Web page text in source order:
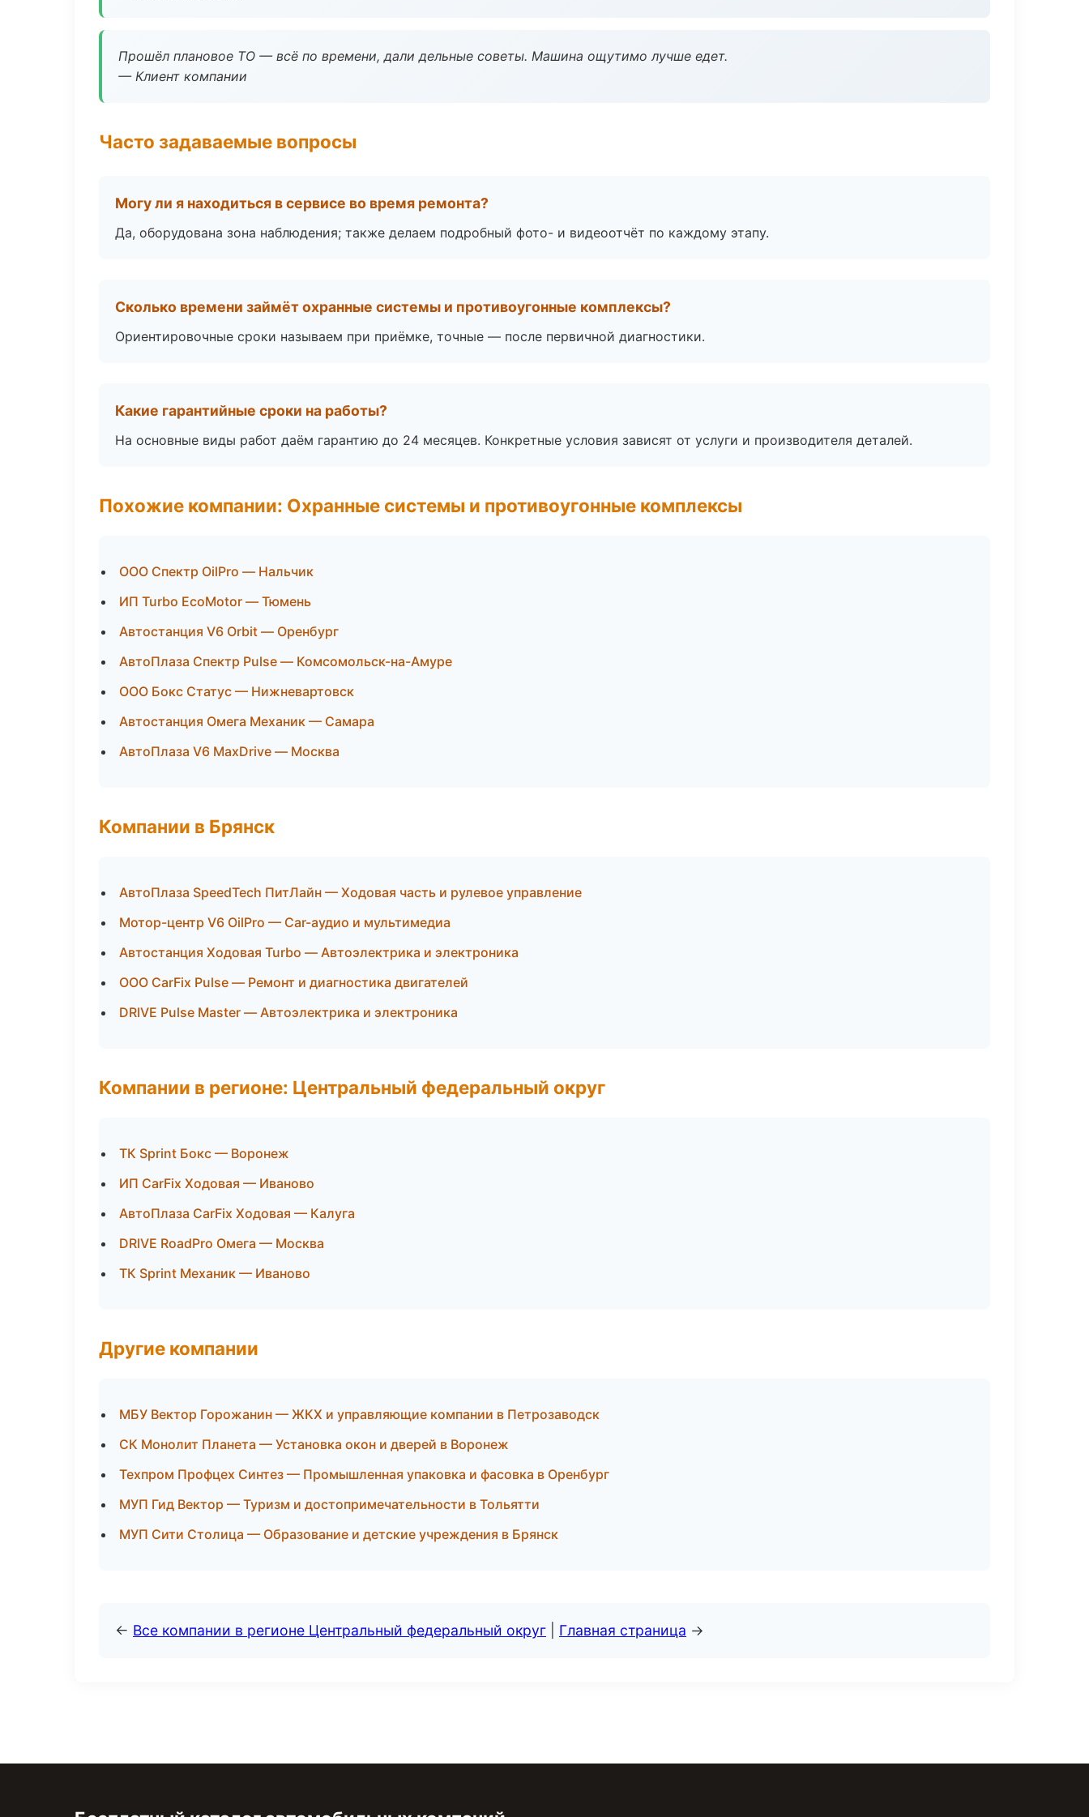
Прошёл плановое ТО — всё по времени, дали дельные советы. Машина ощутимо лучше едет.
— Клиент компании
Часто задаваемые вопросы
Могу ли я находиться в сервисе во время ремонта?
Да, оборудована зона наблюдения; также делаем подробный фото- и видеоотчёт по каждому этапу.
Сколько времени займёт охранные системы и противоугонные комплексы?
Ориентировочные сроки называем при приёмке, точные — после первичной диагностики.
Какие гарантийные сроки на работы?
На основные виды работ даём гарантию до 24 месяцев. Конкретные условия зависят от услуги и производителя деталей.
Похожие компании: Охранные системы и противоугонные комплексы
ООО Спектр OilPro — Нальчик
ИП Turbo EcoMotor — Тюмень
Автостанция V6 Orbit — Оренбург
АвтоПлаза Спектр Pulse — Комсомольск-на-Амуре
ООО Бокс Статус — Нижневартовск
Автостанция Омега Механик — Самара
АвтоПлаза V6 MaxDrive — Москва
Компании в Брянск
АвтоПлаза SpeedTech ПитЛайн — Ходовая часть и рулевое управление
Мотор-центр V6 OilPro — Car-аудио и мультимедиа
Автостанция Ходовая Turbo — Автоэлектрика и электроника
ООО CarFix Pulse — Ремонт и диагностика двигателей
DRIVE Pulse Master — Автоэлектрика и электроника
Компании в регионе: Центральный федеральный округ
ТК Sprint Бокс — Воронеж
ИП CarFix Ходовая — Иваново
АвтоПлаза CarFix Ходовая — Калуга
DRIVE RoadPro Омега — Москва
ТК Sprint Механик — Иваново
Другие компании
МБУ Вектор Горожанин — ЖКХ и управляющие компании в Петрозаводск
СК Монолит Планета — Установка окон и дверей в Воронеж
Техпром Профцех Синтез — Промышленная упаковка и фасовка в Оренбург
МУП Гид Вектор — Туризм и достопримечательности в Тольятти
МУП Сити Столица — Образование и детские учреждения в Брянск
← Все компании в регионе Центральный федеральный округ Главная страница →